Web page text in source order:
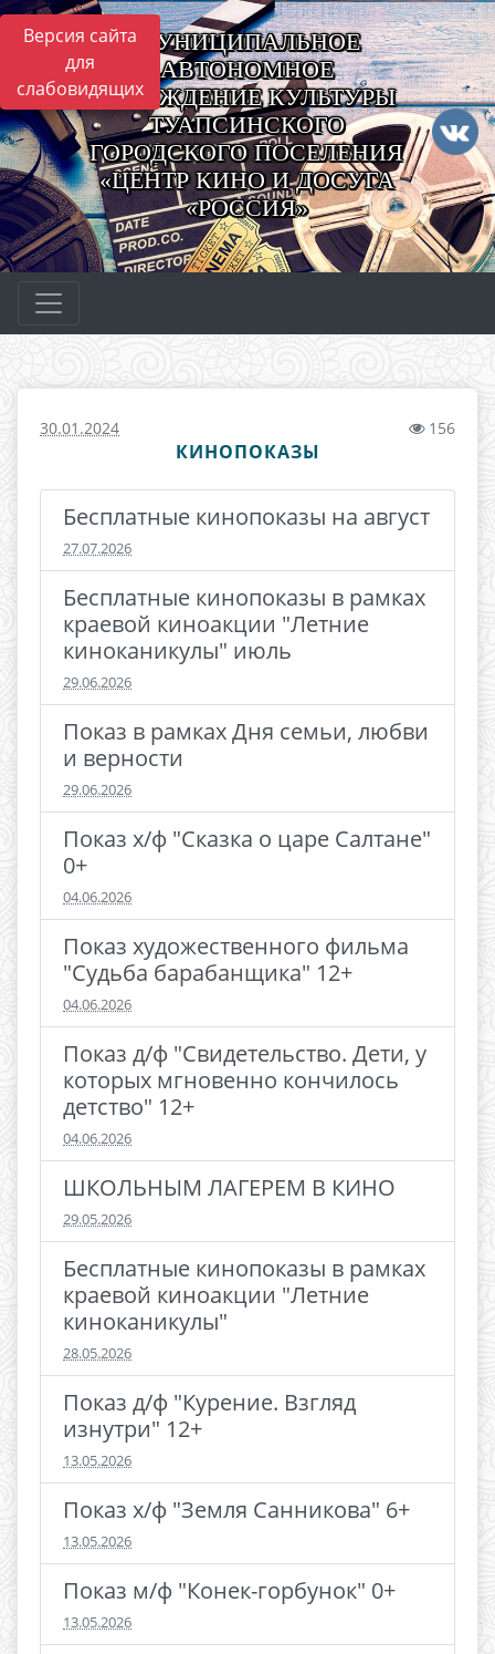
Версия сайта
для
слабовидящих
МУНИЦИПАЛЬНОЕ
АВТОНОМНОЕ
УЧРЕЖДЕНИЕ КУЛЬТУРЫ
ТУАПСИНСКОГО
ГОРОДСКОГО ПОСЕЛЕНИЯ
«ЦЕНТР КИНО И ДОСУГА
«РОССИЯ»
30.01.2024 156
КИНОПОКАЗЫ
Бесплатные кинопоказы на август
27.07.2026
Бесплатные кинопоказы в рамках
краевой киноакции "Летние
киноканикулы" июль
29.06.2026
Показ в рамках Дня семьи, любви
и верности
29.06.2026
Показ х/ф "Сказка о царе Салтане"
0+
04.06.2026
Показ художественного фильма
"Судьба барабанщика" 12+
04.06.2026
Показ д/ф "Свидетельство. Дети, у
которых мгновенно кончилось
детство" 12+
04.06.2026
ШКОЛЬНЫМ ЛАГЕРЕМ В КИНО
29.05.2026
Бесплатные кинопоказы в рамках
краевой киноакции "Летние
киноканикулы"
28.05.2026
Показ д/ф "Курение. Взгляд
изнутри" 12+
13.05.2026
Показ х/ф "Земля Санникова" 6+
13.05.2026
Показ м/ф "Конек-горбунок" 0+
13.05.2026